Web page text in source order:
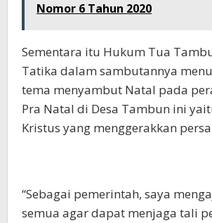
Nomor 6 Tahun 2020
Sementara itu Hukum Tua
Tatika dalam sambutannya
tema menyambut Natal pada
Pra Natal di Desa Tambun ini
Kristus yang menggerakkan
“Sebagai pemerintah, saya
semua agar dapat menjaga tali